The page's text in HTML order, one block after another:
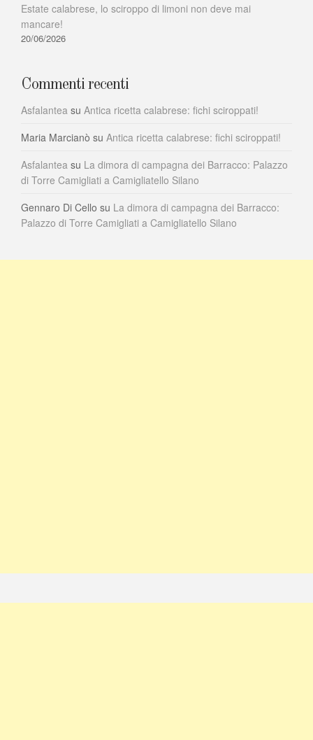
Estate calabrese, lo sciroppo di limoni non deve mai
mancare!
20/06/2026
Commenti recenti
Asfalantea su Antica ricetta calabrese: fichi sciroppati!
Maria Marcianò su Antica ricetta calabrese: fichi sciroppati!
Asfalantea su La dimora di campagna dei Barracco: Palazzo
di Torre Camigliati a Camigliatello Silano
Gennaro Di Cello su La dimora di campagna dei Barracco:
Palazzo di Torre Camigliati a Camigliatello Silano